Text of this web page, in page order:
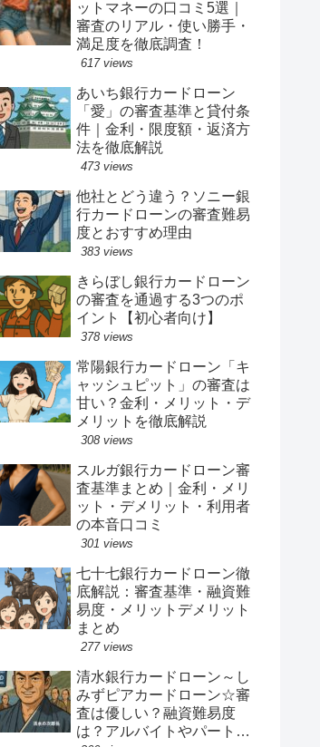
ットマネーの口コミ5選｜
審査のリアル・使い勝手・
満足度を徹底調査！
617 views
あいち銀行カードローン
「愛」の審査基準と貸付条
件｜金利・限度額・返済方
法を徹底解説
473 views
他社とどう違う？ソニー銀
行カードローンの審査難易
度とおすすめ理由
383 views
きらぼし銀行カードローン
の審査を通過する3つのポ
イント【初心者向け】
378 views
常陽銀行カードローン「キ
ャッシュピット」の審査は
甘い？金利・メリット・デ
メリットを徹底解説
308 views
スルガ銀行カードローン審
査基準まとめ｜金利・メリ
ット・デメリット・利用者
の本音口コミ
301 views
七十七銀行カードローン徹
底解説：審査基準・融資難
易度・メリットデメリット
まとめ
277 views
清水銀行カードローン～し
みずピアカードローン☆審
査は優しい？融資難易度
は？アルバイトやパート、